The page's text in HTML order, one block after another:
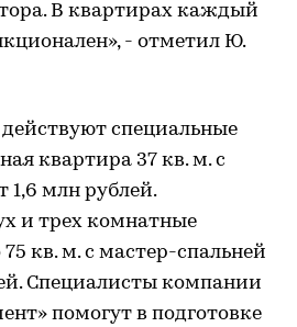
В квартирах каждый
- отметил Ю.
специальные
квартира 37 кв. м. с
1,6 млн рублей.
и трех комнатные
кв. м. с мастер-спальней
Специалисты компании
помогут в подготовке